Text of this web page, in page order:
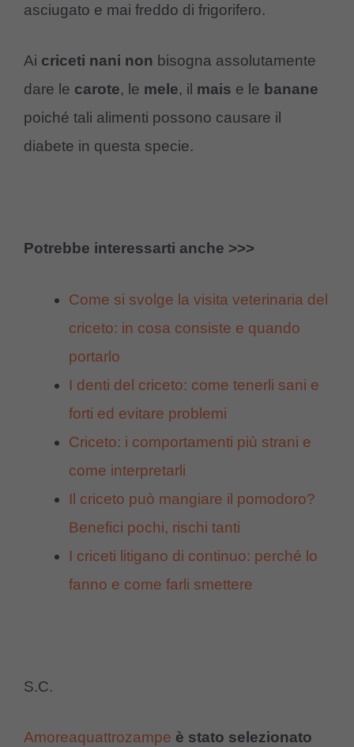
asciugato e mai freddo di frigorifero.
Ai criceti nani non bisogna assolutamente
dare le carote, le mele, il mais e le banane
poiché tali alimenti possono causare il
diabete in questa specie.
Potrebbe interessarti anche >>>
Come si svolge la visita veterinaria del
criceto: in cosa consiste e quando
portarlo
I denti del criceto: come tenerli sani e
forti ed evitare problemi
Criceto: i comportamenti più strani e
come interpretarli
Il criceto può mangiare il pomodoro?
Benefici pochi, rischi tanti
I criceti litigano di continuo: perché lo
fanno e come farli smettere
S.C.
Amoreaquattrozampe è stato selezionato